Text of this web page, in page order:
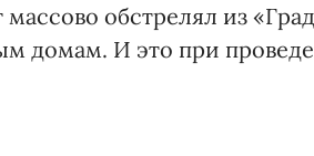
обстрелял из
домам. И это при